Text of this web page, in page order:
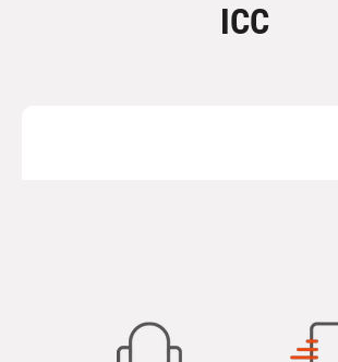
ICC